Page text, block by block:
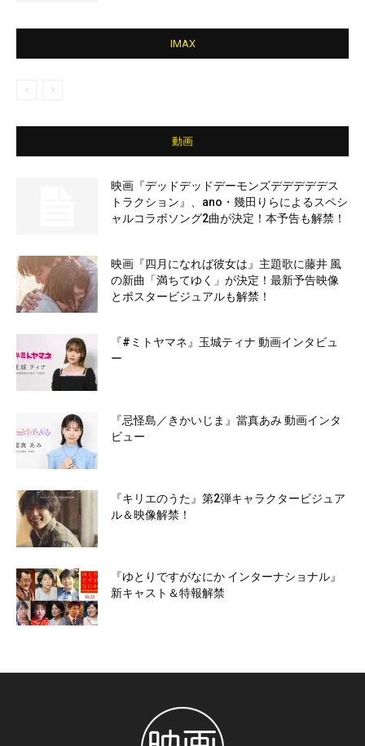
IMAX
動画
映画『デッドデッドデーモンズデデデデデス
トラクション』、ano・幾田りらによるスペシ
ャルコラボソング2曲が決定！本予告も解禁！
映画『四月になれば彼女は』主題歌に藤井 風
の新曲「満ちてゆく」が決定！最新予告映像
とポスタービジュアルも解禁！
『#ミトヤマネ』玉城ティナ 動画インタビュ
ー
『忌怪島／きかいじま』當真あみ 動画インタ
ビュー
『キリエのうた』第2弾キャラクタービジュア
ル＆映像解禁！
『ゆとりですがなにか インターナショナル』
新キャスト＆特報解禁